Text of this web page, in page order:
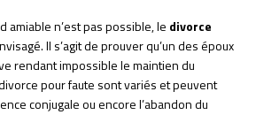
amiable n’est pas possible, le divorce
Il s’agit de prouver qu’un des époux
rendant impossible le maintien du
pour faute sont variés et peuvent
conjugale ou encore l’abandon du